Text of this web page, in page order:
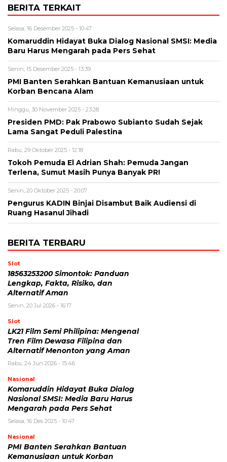
BERITA TERKAIT
Selasa, 16 Desember 2025 - 10:47
Komaruddin Hidayat Buka Dialog Nasional SMSI: Media
Baru Harus Mengarah pada Pers Sehat
Senin, 15 Desember 2025 - 13:39
PMI Banten Serahkan Bantuan Kemanusiaan untuk
Korban Bencana Alam
Minggu, 30 November 2025 - 23:28
Presiden PMD: Pak Prabowo Subianto Sudah Sejak
Lama Sangat Peduli Palestina
Rabu, 29 Oktober 2025 - 12:18
Tokoh Pemuda El Adrian Shah: Pemuda Jangan
Terlena, Sumut Masih Punya Banyak PR!
Senin, 20 Oktober 2025 - 20:07
Pengurus KADIN Binjai Disambut Baik Audiensi di
Ruang Hasanul Jihadi
BERITA TERBARU
Slot
18563253200 Simontok: Panduan
Lengkap, Fakta, Risiko, dan
Alternatif Aman
Senin, 20 Jul 2026 - 16:17
Slot
LK21 Film Semi Philipina: Mengenal
Tren Film Dewasa Filipina dan
Alternatif Menonton yang Aman
Rabu, 24 Jun 2026 - 15:46
Nasional
Komaruddin Hidayat Buka Dialog
Nasional SMSI: Media Baru Harus
Mengarah pada Pers Sehat
Selasa, 16 Des 2025 - 10:47
Nasional
PMI Banten Serahkan Bantuan
Kemanusiaan untuk Korban